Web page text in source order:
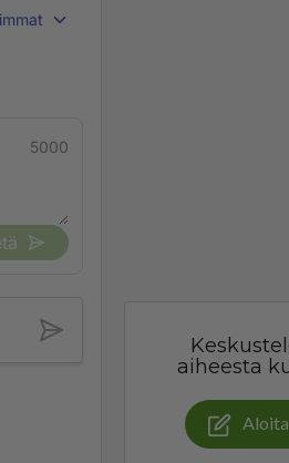
5000
aiheesta